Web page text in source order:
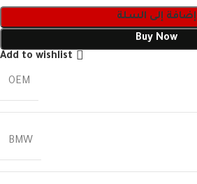
إضافة إلى السلة
Buy Now
Add to wishlist
OEM
BMW